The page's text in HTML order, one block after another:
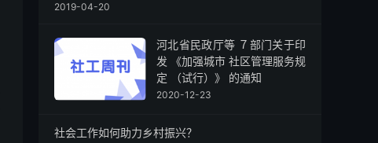
2019-04-20
河北省民政厅等 ７部门关于印
发 《加强城市 社区管理服务规
定 （试行）》 的通知
2020-12-23
社会工作如何助力乡村振兴？